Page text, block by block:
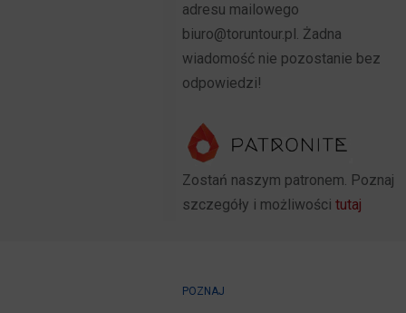
adresu mailowego
biuro@toruntour.pl. Żadna
wiadomość nie pozostanie bez
odpowiedzi!
Zostań naszym patronem. Poznaj
szczegóły i możliwości tutaj
POZNAJ